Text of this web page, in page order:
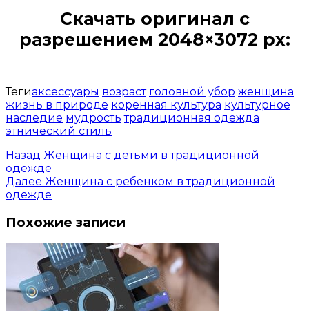
Скачать оригинал с
разрешением 2048×3072 px:
Тегиаксессуары возраст головной убор женщина
жизнь в природе коренная культура культурное
наследие мудрость традиционная одежда
этнический стиль
Назад Женщина с детьми в традиционной
одежде
Далее Женщина с ребенком в традиционной
одежде
Похожие записи